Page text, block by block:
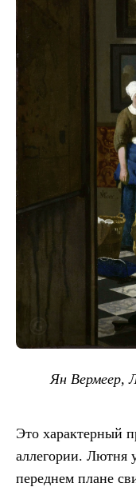
Ян Вермеер,
Это характерный
аллегории. Лютня
переднем плане